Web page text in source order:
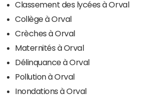
Classement des lycées à Orval
Collège à Orval
Crèches à Orval
Maternités à Orval
Délinquance à Orval
Pollution à Orval
Inondations à Orval